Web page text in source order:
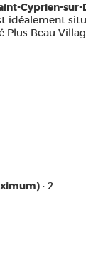
Cyprien-
idéalement
Plus Beau
: 2